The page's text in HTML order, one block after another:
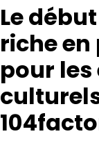
Le
riche
pour